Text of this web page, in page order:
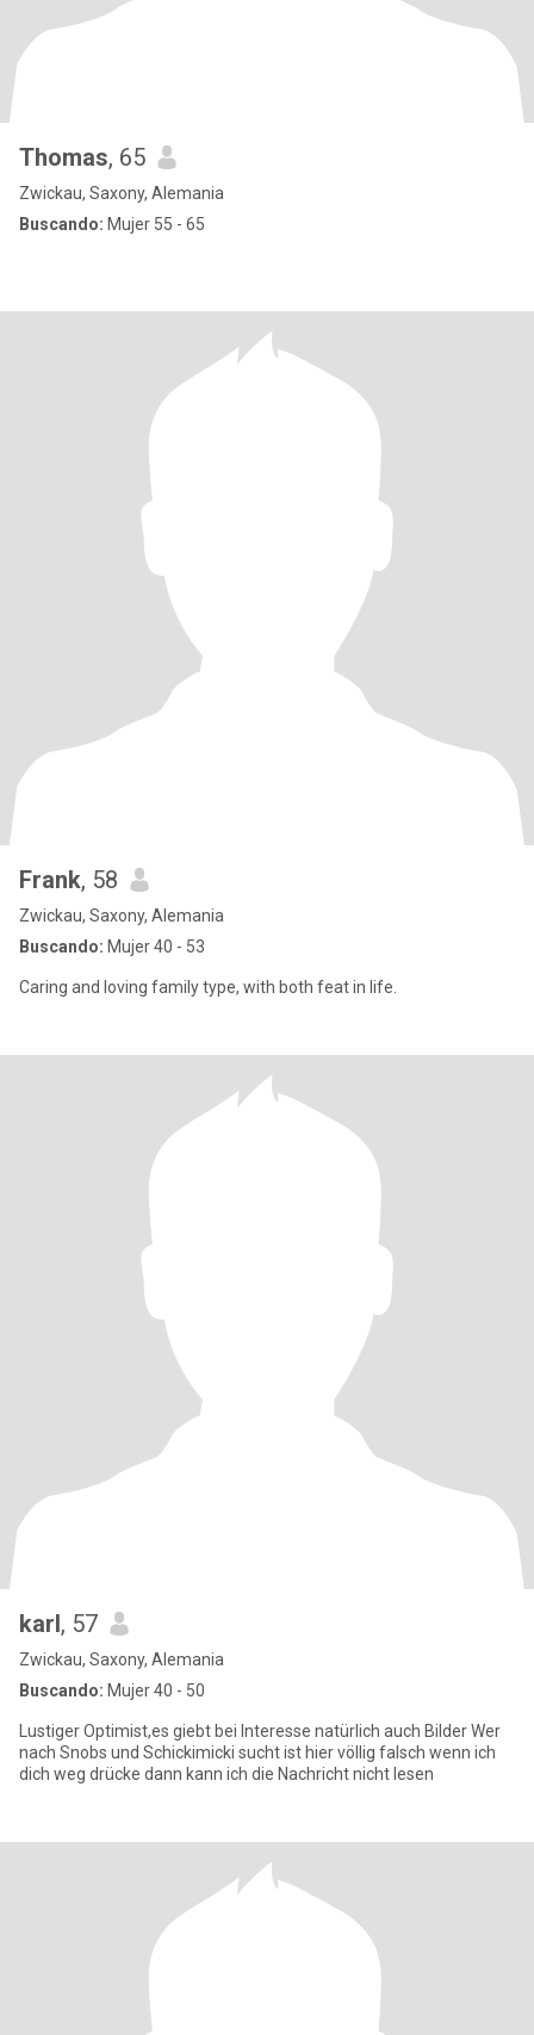
Thomas, 65
Zwickau, Saxony, Alemania
Buscando: Mujer 55 - 65
Frank, 58
Zwickau, Saxony, Alemania
Buscando: Mujer 40 - 53
Caring and loving family type, with both feat in life.
karl, 57
Zwickau, Saxony, Alemania
Buscando: Mujer 40 - 50
Lustiger Optimist,es giebt bei Interesse natürlich auch Bilder Wer
nach Snobs und Schickimicki sucht ist hier völlig falsch wenn ich
dich weg drücke dann kann ich die Nachricht nicht lesen